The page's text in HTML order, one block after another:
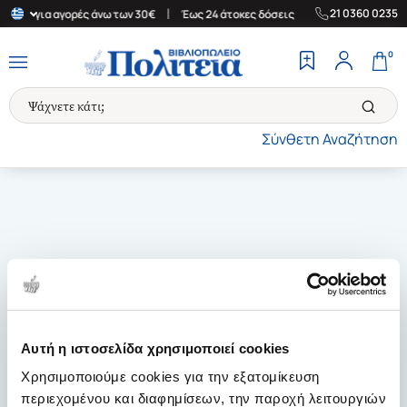
Αυτή η ιστοσελίδα χρησιμοποιεί cookies
Χρησιμοποιούμε cookies για την εξατομίκευση
περιεχομένου και διαφημίσεων, την παροχή λειτουργιών
για αγορές άνω των 30€ Έως 24 άτοκες δόσεις | Δωρεάν
21 0360 0235
Σύνθετη Αναζήτηση
0